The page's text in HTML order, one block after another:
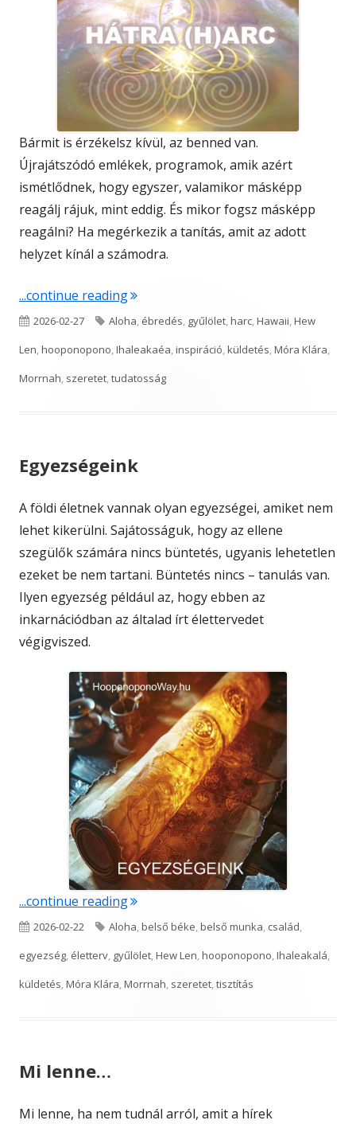
Bármit is érzékelsz kívül, az benned van.
Újrajátszódó emlékek, programok, amik azért
ismétlődnek, hogy egyszer, valamikor másképp
reagálj rájuk, mint eddig. És mikor fogsz másképp
reagálni? Ha megérkezik a tanítás, amit az adott
helyzet kínál a számodra.
...continue reading"HÁTRA (H)ARC"
Published
on
2026-02-27 Tags
Aloha, ébredés, gyűlölet,harc,Hawaii,Hew
Len,hooponopono,Ihaleakaéa,inspiráció,küldetés,Móra Klára,
Morrnah, szeretet,tudatosság
Egyezségeink
A földi életnek vannak olyan egyezségei, amiket nem
lehet kikerülni. Sajátosságuk, hogy az ellene
szegülők számára nincs büntetés, ugyanis lehetetlen
ezeket be nem tartani. Büntetés nincs – tanulás van.
Ilyen egyezség például az, hogy ebben az
inkarnációdban az általad írt élettervedet
végigviszed.
...continue reading"Egyezségeink"
Published
on
2026-02-22 Tags
Aloha,belső béke,belső munka, család,
egyezség, életterv, gyűlölet,Hew Len,hooponopono,Ihaleakalá,
küldetés,Móra Klára,Morrnah, szeretet,tisztítás
Mi lenne…
Mi lenne, ha nem tudnál arról, amit a hírek